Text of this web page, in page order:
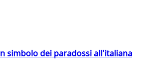
simbolo dei paradossi all'italiana